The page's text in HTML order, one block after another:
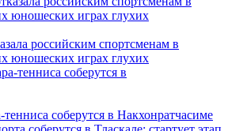
российским спортсменам в
юношеских играх глухих
соберутся в Накхонратчасиме